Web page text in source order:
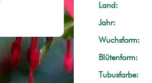
Land:
Jahr:
Wuchsform:
Blütenform:
Tubusfarbe: